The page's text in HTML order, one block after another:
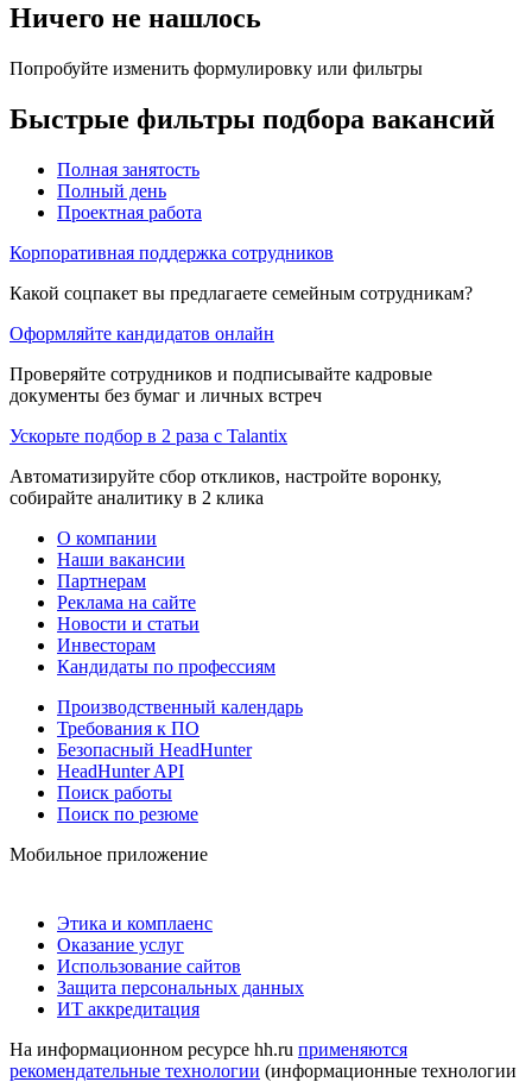
Ничего не нашлось
Попробуйте изменить формулировку или фильтры
Быстрые фильтры подбора вакансий
Полная занятость
Полный день
Проектная работа
Корпоративная поддержка сотрудников
Какой соцпакет вы предлагаете семейным сотрудникам?
Оформляйте кандидатов онлайн
Проверяйте сотрудников и подписывайте кадровые
документы без бумаг и личных встреч
Ускорьте подбор в 2 раза с Talantix
Автоматизируйте сбор откликов, настройте воронку,
собирайте аналитику в 2 клика
О компании
Наши вакансии
Партнерам
Реклама на сайте
Новости и статьи
Инвесторам
Кандидаты по профессиям
Производственный календарь
Требования к ПО
Безопасный HeadHunter
HeadHunter API
Поиск работы
Поиск по резюме
Мобильное приложение
Этика и комплаенс
Оказание услуг
Использование сайтов
Защита персональных данных
ИТ аккредитация
На информационном ресурсе hh.ru применяются
рекомендательные технологии (информационные технологии